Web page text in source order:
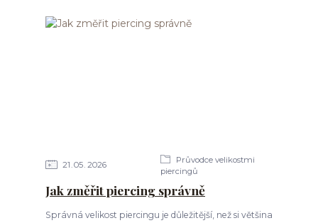
21 05 2026
Průvodce velikostmi
piercingů
Jak změřit piercing správně
Správná velikost piercingu je důležitější, než si většina